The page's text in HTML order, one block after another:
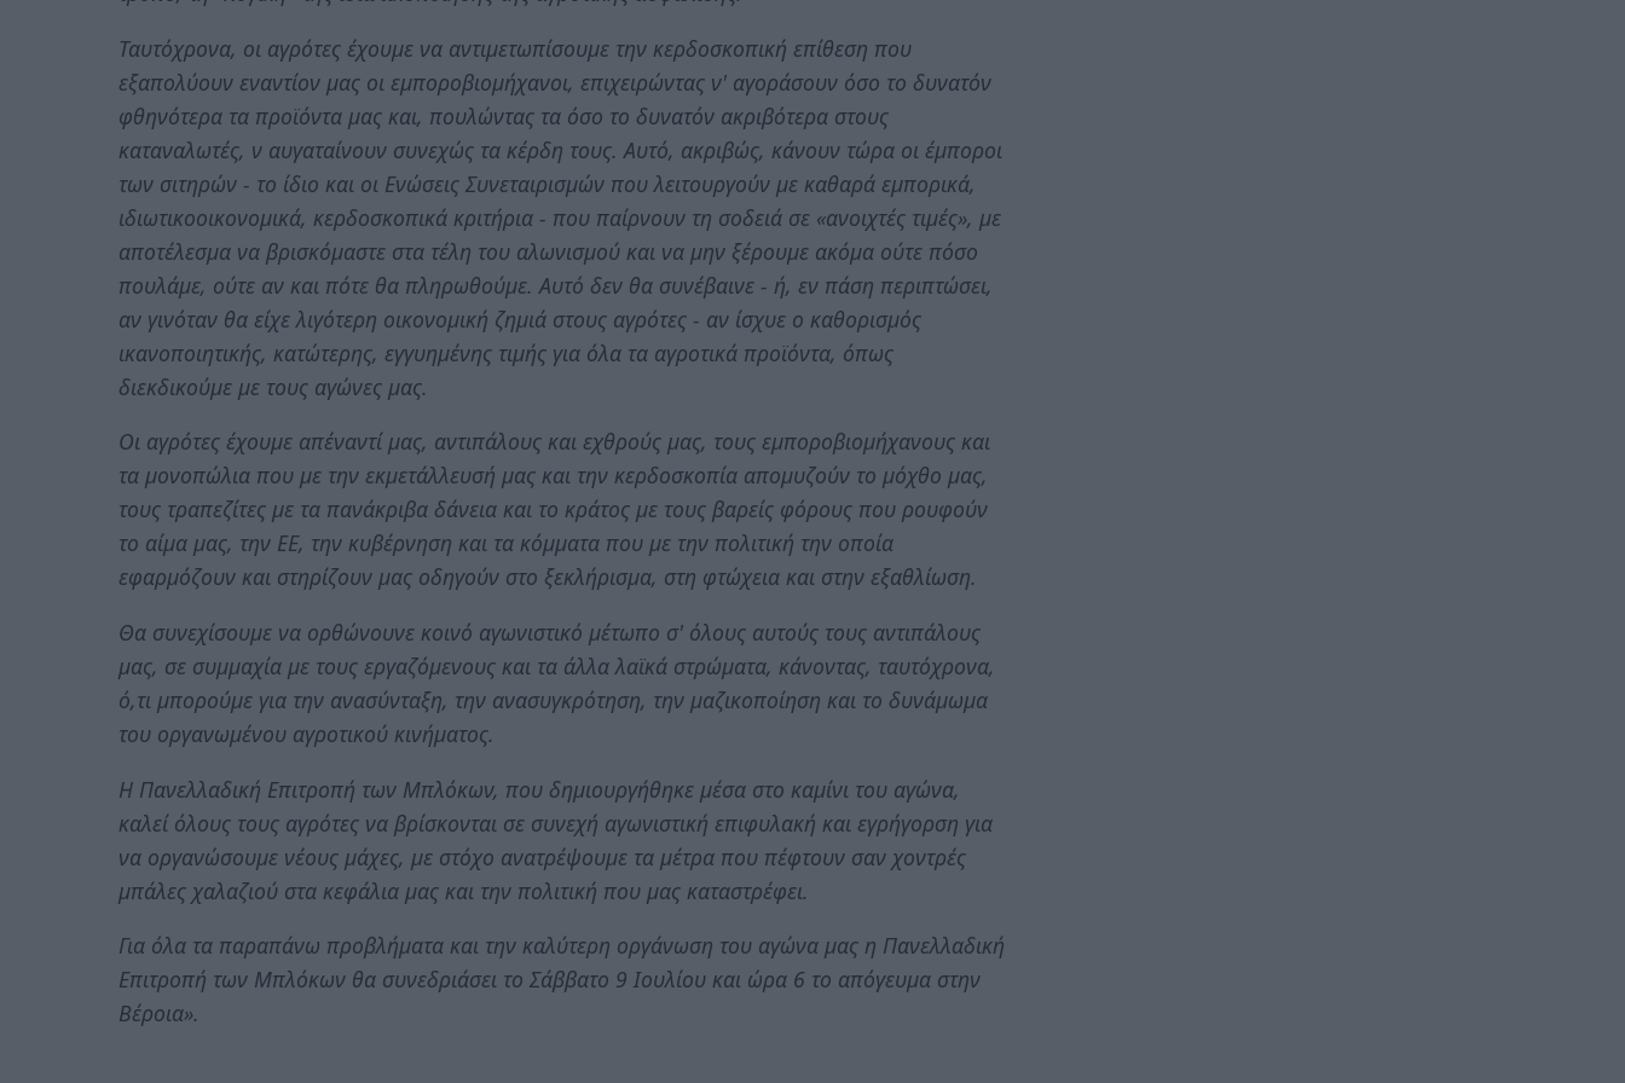
Ταυτόχρονα, οι αγρότες έχουμε να αντιμετωπίσουμε την κερδοσκοπική επίθεση που
εξαπολύουν εναντίον μας οι εμποροβιομήχανοι, επιχειρώντας ν' αγοράσουν όσο το δυνατόν
φθηνότερα τα προϊόντα μας και, πουλώντας τα όσο το δυνατόν ακριβότερα στους
καταναλωτές, ν αυγαταίνουν συνεχώς τα κέρδη τους. Αυτό, ακριβώς, κάνουν τώρα οι έμποροι
των σιτηρών - το ίδιο και οι Ενώσεις Συνεταιρισμών που λειτουργούν με καθαρά εμπορικά,
ιδιωτικοοικονομικά, κερδοσκοπικά κριτήρια - που παίρνουν τη σοδειά σε «ανοιχτές τιμές», με
αποτέλεσμα να βρισκόμαστε στα τέλη του αλωνισμού και να μην ξέρουμε ακόμα ούτε πόσο
πουλάμε, ούτε αν και πότε θα πληρωθούμε. Αυτό δεν θα συνέβαινε - ή, εν πάση περιπτώσει,
αν γινόταν θα είχε λιγότερη οικονομική ζημιά στους αγρότες - αν ίσχυε ο καθορισμός
ικανοποιητικής, κατώτερης, εγγυημένης τιμής για όλα τα αγροτικά προϊόντα, όπως
διεκδικούμε με τους αγώνες μας.
Οι αγρότες έχουμε απέναντί μας, αντιπάλους και εχθρούς μας, τους εμποροβιομήχανους και
τα μονοπώλια που με την εκμετάλλευσή μας και την κερδοσκοπία απομυζούν το μόχθο μας,
τους τραπεζίτες με τα πανάκριβα δάνεια και το κράτος με τους βαρείς φόρους που ρουφούν
το αίμα μας, την ΕΕ, την κυβέρνηση και τα κόμματα που με την πολιτική την οποία
εφαρμόζουν και στηρίζουν μας οδηγούν στο ξεκλήρισμα, στη φτώχεια και στην εξαθλίωση.
Θα συνεχίσουμε να ορθώνουνε κοινό αγωνιστικό μέτωπο σ' όλους αυτούς τους αντιπάλους
μας, σε συμμαχία με τους εργαζόμενους και τα άλλα λαϊκά στρώματα, κάνοντας, ταυτόχρονα,
ό,τι μπορούμε για την ανασύνταξη, την ανασυγκρότηση, την μαζικοποίηση και το δυνάμωμα
του οργανωμένου αγροτικού κινήματος.
Η Πανελλαδική Επιτροπή των Μπλόκων, που δημιουργήθηκε μέσα στο καμίνι του αγώνα,
καλεί όλους τους αγρότες να βρίσκονται σε συνεχή αγωνιστική επιφυλακή και εγρήγορση για
να οργανώσουμε νέους μάχες, με στόχο ανατρέψουμε τα μέτρα που πέφτουν σαν χοντρές
μπάλες χαλαζιού στα κεφάλια μας και την πολιτική που μας καταστρέφει.
Για όλα τα παραπάνω προβλήματα και την καλύτερη οργάνωση του αγώνα μας η Πανελλαδική
Επιτροπή των Μπλόκων θα συνεδριάσει το Σάββατο 9 Ιουλίου και ώρα 6 το απόγευμα στην
Βέροια».